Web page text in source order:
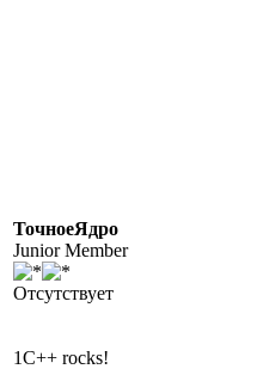
ТочноеЯдро
Junior Member
Отсутствует
1C++ rocks!